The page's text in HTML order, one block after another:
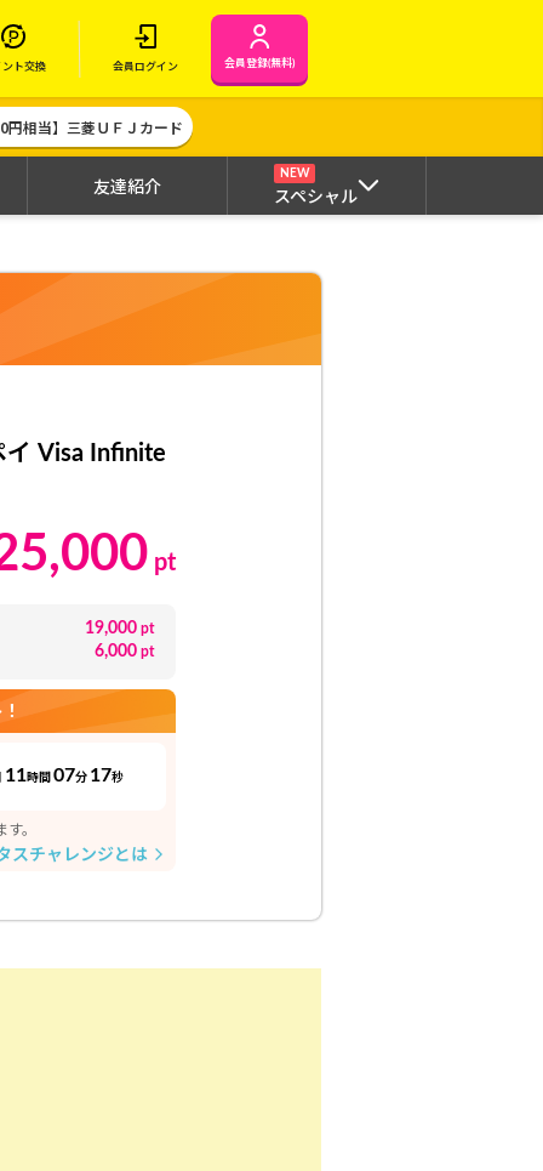
ント交換 会員ログイン 会員登録(無料)
円相当】三菱ＵＦＪカード
友達紹介
NEW
スペシャル
Visa Infinite
pt
19,000 pt
6,000 pt
11時間 07分 16秒
。
スチャレンジとは arrow_forward_ios